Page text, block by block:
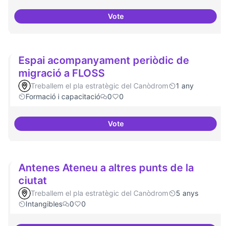
VoteFormació FLOSS a Casals de
Espai acompanyament periòdic de
migració a FLOSS
Treballem el pla estratègic del Canòdrom
1 any
Formació i capacitació
0 0
VoteEspai acompanyament periòdic
Antenes Ateneu a altres punts de la
ciutat
Treballem el pla estratègic del Canòdrom
5 anys
Intangibles
0 0